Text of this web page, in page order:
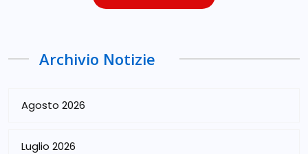
Archivio Notizie
Agosto 2026
Luglio 2026